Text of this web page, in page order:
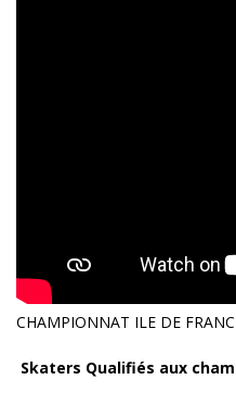
CHAMPIONNAT ILE DE
Skaters Qualifiés aux